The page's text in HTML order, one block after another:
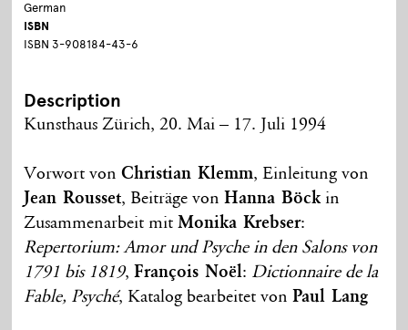
German
ISBN
ISBN 3-908184-43-6
Description
Kunsthaus Zürich, 20. Mai – 17. Juli 1994
Vorwort vonChristian Klemm, Einleitung von
Jean Rousset, Beiträge vonHanna Böck in
Zusammenarbeit mitMonika Krebser:
Repertorium: Amor und Psyche in den Salons von
1791 bis 1819,François Noël: Dictionnaire de la
Fable, Psyché, Katalog bearbeitet vonPaul Lang